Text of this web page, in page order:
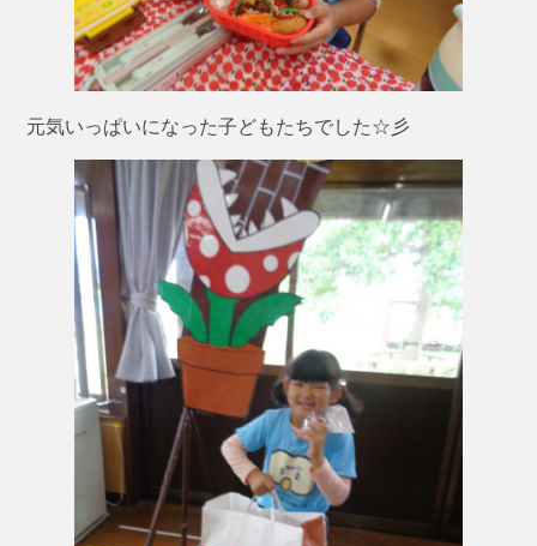
元気いっぱいになった子どもたちでした☆彡